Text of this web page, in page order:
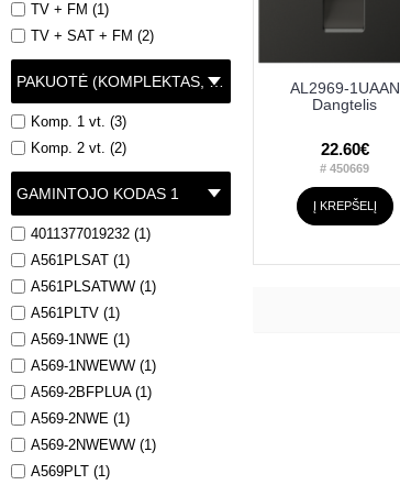
TV + FM (1)
TV + SAT + FM (2)
PAKUOTĖ (KOMPLEKTAS, RITĖ)
Komp. 1 vt. (3)
Komp. 2 vt. (2)
GAMINTOJO KODAS 1
4011377019232 (1)
A561PLSAT (1)
A561PLSATWW (1)
A561PLTV (1)
A569-1NWE (1)
A569-1NWEWW (1)
A569-2BFPLUA (1)
A569-2NWE (1)
A569-2NWEWW (1)
A569PLT (1)
AL2969-1UAAN
Dangtelis
22.60€
# 450669
Į KREPŠELĮ